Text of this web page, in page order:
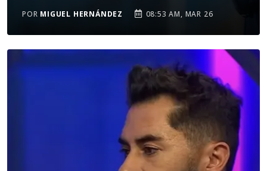
POR MIGUEL HERNÁNDEZ 08:53 AM, MAR 26